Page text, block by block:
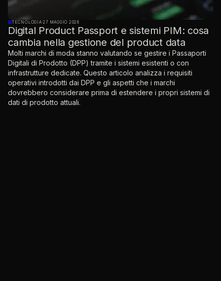
TECNOLOGIA·27 MAGGIO 2026
Digital Product Passport e sistemi PIM: cosa
cambia nella gestione del product data
Molti marchi di moda stanno valutando se gestire i Passaporti
Digitali di Prodotto (DPP) tramite i sistemi esistenti o con
infrastrutture dedicate. Questo articolo analizza i requisiti
operativi introdotti dai DPP e gli aspetti che i marchi
dovrebbero considerare prima di estendere i propri sistemi di
dati di prodotto attuali.